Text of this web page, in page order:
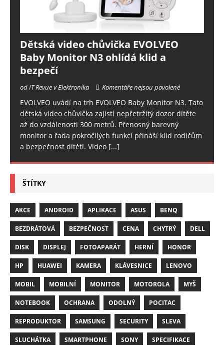
Dětská video chůvička EVOLVEO
Baby Monitor N3 ohlídá klid a
bezpečí
od IT Revue v Elektronika Komentáře nejsou povolené
EVOLVEO uvádí na trh EVOLVEO Baby Monitor N3. Tato
dětská video chůvička zajistí nepřetržitý dozor dítěte
až do vzdálenosti 300 metrů. Přenosný barevný
monitor a řada pokročilých funkcí přináší klid rodičům
a bezpečnost dítěti. Video [...]
ŠTÍTKY
AKCE ANDROID APLIKACE ASUS BENQ
BEZDRÁTOVÁ BEZPEČNOST CENA CHYTRÝ DELL
DISK DISPLEJ FOTOAPARÁT HERNÍ HONOR
HP HUAWEI KAMERA KLÁVESNICE LENOVO
MOBIL MOBILNÍ MONITOR MOTOROLA MYŠ
NOTEBOOK OCHRANA ODOLNÝ POCITAC
REPRODUKTOR SAMSUNG SECURITY SLEVA
SLUCHÁTKA SMARTPHONE SONY SPECIFIKACE